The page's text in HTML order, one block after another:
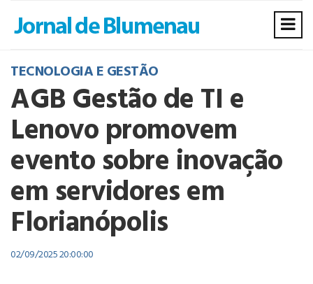
TECNOLOGIA E GESTÃO
AGB Gestão de TI e
Lenovo promovem
evento sobre inovação
em servidores em
Florianópolis
02/09/2025 20:00:00